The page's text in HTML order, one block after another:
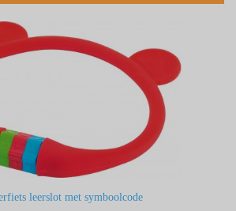
leerslot met symboolcode